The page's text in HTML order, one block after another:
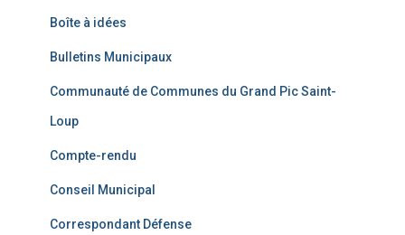
Boîte à idées
Bulletins Municipaux
Communauté de Communes du Grand Pic Saint-
Loup
Compte-rendu
Conseil Municipal
Correspondant Défense